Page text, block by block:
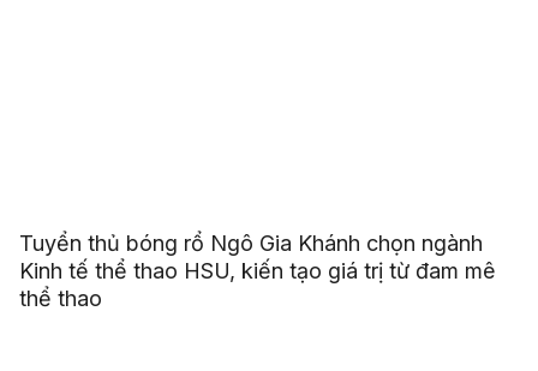
Tuyển thủ bóng rổ Ngô Gia Khánh chọn ngành
Kinh tế thể thao HSU, kiến tạo giá trị từ đam mê
thể thao